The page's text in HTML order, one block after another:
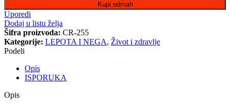
Kupi odmah
Uporedi
Dodaj u listu želja
Šifra proizvoda: CR-255
Kategorije: LEPOTA I NEGA, Život i zdravlje
Podeli
Opis
ISPORUKA
Opis